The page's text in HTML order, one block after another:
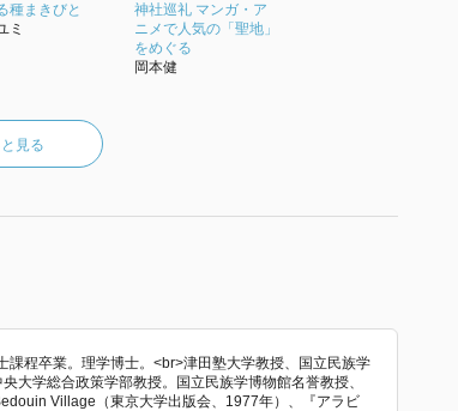
種まきびと
ミ
神社巡礼 マンガ・ア
ニメで人気の「聖地」
をめぐる
岡本健
見る
程卒業。理学博士。<br>津田塾大学教授、国立民族学
大学総合政策学部教授。国立民族学博物館名誉教授、
Village（東京大学出版会、1977年）、『アラビ